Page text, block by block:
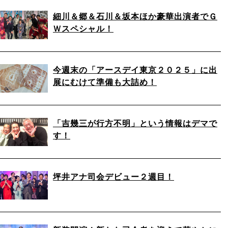
細川＆郷＆石川＆坂本ほか豪華出演者でＧ
Ｗスペシャル！
今週末の「アースデイ東京２０２５」に出
展にむけて準備も大詰め！
「吉幾三が行方不明」という情報はデマで
す！
坪井アナ司会デビュー２週目！